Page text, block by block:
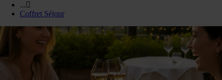
...
Coffret Séjour